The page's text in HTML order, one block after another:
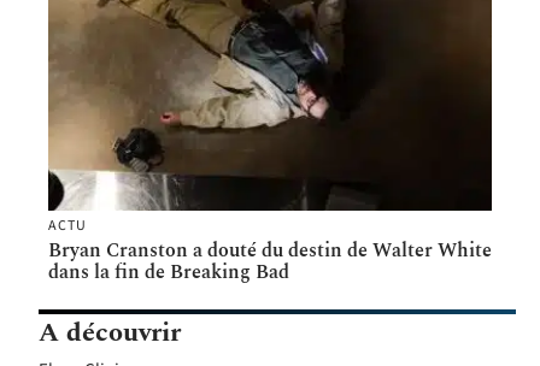
ACTU
Bryan Cranston a douté du destin de Walter White
dans la fin de Breaking Bad
A découvrir